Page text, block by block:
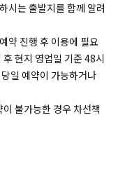
시는 출발지를 함께 알려
약 진행 후 이용에 필요
현지 영업일 기준 48시
일 예약이 가능하거나
불가능한 경우 차선책